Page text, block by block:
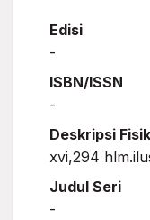
Edisi
-
ISBN/ISSN
-
Deskripsi Fisik
xvi,294
Judul Seri
-